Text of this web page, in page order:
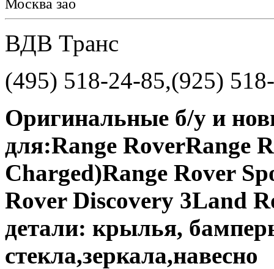
ВДВ Транс
(495) 518-24-85,(925)
Оригинальные б/у и
для:Range RoverRange
Charged)Range Rover
Rover Discovery 3Land
детали: крылья,
стекла,зеркала,навесно